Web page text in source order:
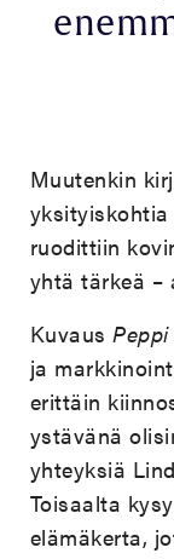
Muutenkin
ruodittiin
yhtä tärkeä –
Kuvaus
ja
erittäin
ystävänä
yhteyksiä
Toisaalta
elämäkerta,